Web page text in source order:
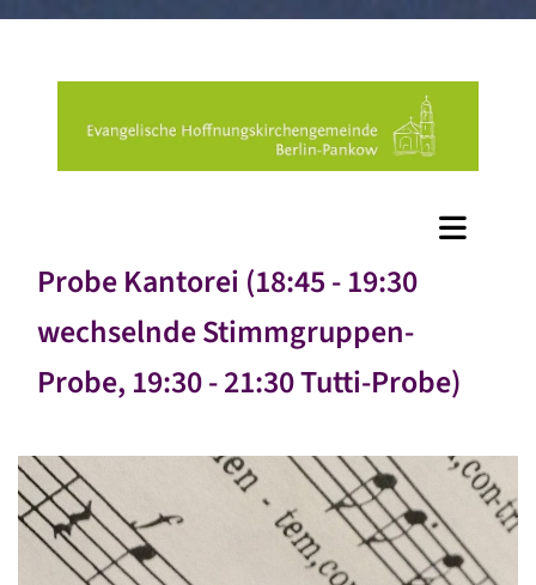
Probe Kantorei (18:45 - 19:30
wechselnde Stimmgruppen-
Probe, 19:30 - 21:30 Tutti-Probe)